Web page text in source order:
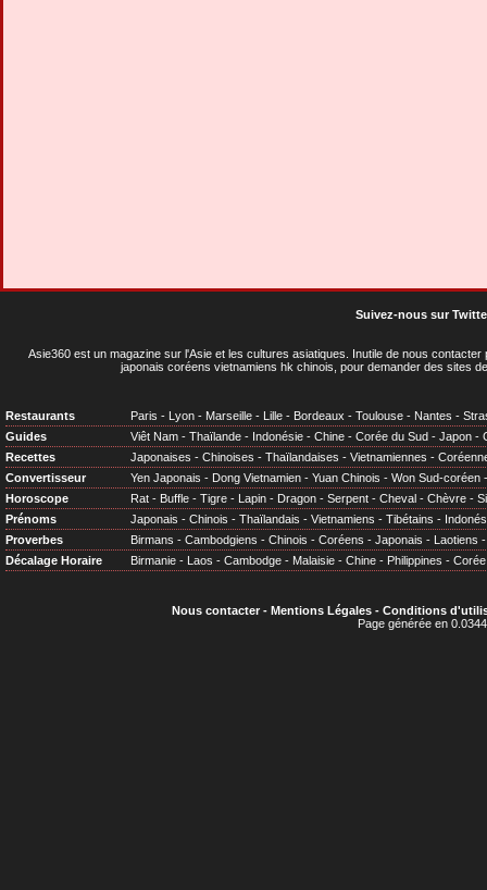
Suivez-nous sur
Asie360 est un magazine sur l'Asie et les cultures asiatiques . Inutile de nous
japonais coréens vietnamiens hk chinois, pour demander des sites
Restaurants Paris - Lyon - Marseille - Lille - Bordeaux - Toulouse - Nantes -
Guides
Viêt Nam - Thaïlande - Indonésie - Chine - Corée du Sud - Japon -
Recettes
Japonaises - Chinoises - Thaïlandaises - Vietnamiennes -
Convertisseur
Yen Japonais - Dong Vietnamien - Yuan Chinois - Won Sud-coréen
Horoscope
Rat - Buffle - Tigre - Lapin - Dragon - Serpent - Cheval - Chèvre -
Prénoms
Japonais - Chinois - Thaïlandais - Vietnamiens - Tibétains -
Proverbes
Birmans - Cambodgiens - Chinois - Coréens - Japonais - Laotiens
Décalage Horaire
Birmanie - Laos - Cambodge - Malaisie - Chine - Philippines - Corée
Nous contacter- Mentions Légales- Conditions
Page générée en